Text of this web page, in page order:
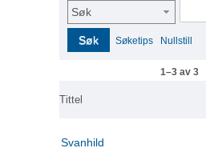
Søk
Søk Søketips Nullstill
1–3 av 3
Tittel
Svanhild